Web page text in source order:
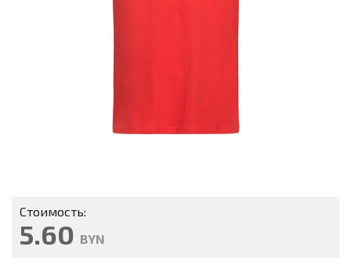
Стоимость:
5.60 BYN